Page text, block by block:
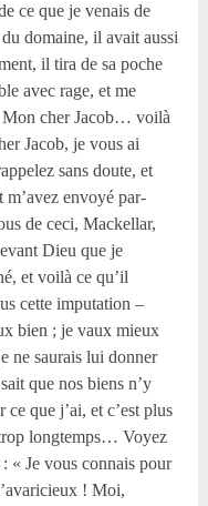
ce que je venais de
domaine, il avait aussi
il tira de sa poche
avec rage, et me
Mon cher Jacob… voilà
Jacob, je vous ai
sans doute, et
m’avez envoyé par-
de ceci, Mackellar,
Dieu que je
et voilà ce qu’il
cette imputation –
bien ; je vaux mieux
ne saurais lui donner
que nos biens n’y
que j’ai, et c’est plus
trop longtemps… Voyez
« Je vous connais pour
! Moi,